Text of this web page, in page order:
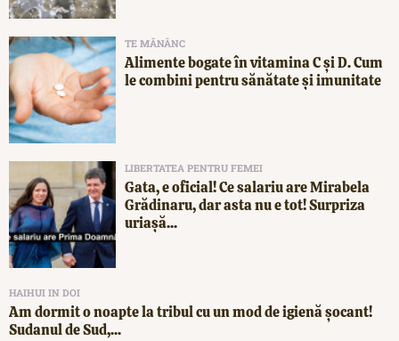
TE MĂNÂNC
Alimente bogate în vitamina C și D. Cum
le combini pentru sănătate și imunitate
LIBERTATEA PENTRU FEMEI
Gata, e oficial! Ce salariu are Mirabela
Grădinaru, dar asta nu e tot! Surpriza
uriașă...
HAIHUI IN DOI
Am dormit o noapte la tribul cu un mod de igienă șocant!
Sudanul de Sud,...